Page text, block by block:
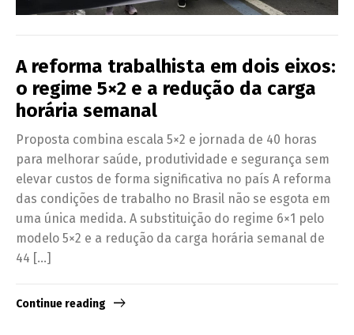
A reforma trabalhista em dois eixos:
o regime 5×2 e a redução da carga
horária semanal
Proposta combina escala 5×2 e jornada de 40 horas
para melhorar saúde, produtividade e segurança sem
elevar custos de forma significativa no país A reforma
das condições de trabalho no Brasil não se esgota em
uma única medida. A substituição do regime 6×1 pelo
modelo 5×2 e a redução da carga horária semanal de
44 […]
Continue reading